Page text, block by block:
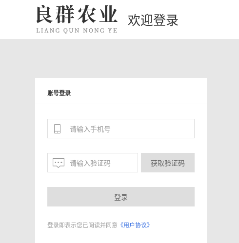
欢迎登录
账号登录
获取验证码
登录
登录即表示您已阅读并同意 《用户协议》